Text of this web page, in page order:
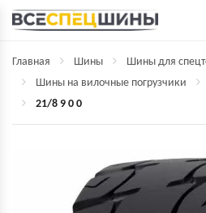
Главная Шины
Шины для
Шины на вилочные погрузчики
21/8 9 0 0